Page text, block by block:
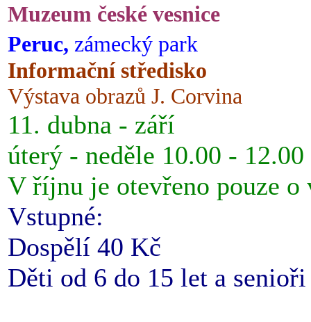
Muzeum české vesnice
Peruc, zámecký park
Informační středisko
Výstava obrazů J. Corvina
11. dubna - září
úterý - neděle 10.00 -
V říjnu je otevřeno pouze o
Vstupné:
Dospělí 40 Kč
Děti od 6 do 15 let a